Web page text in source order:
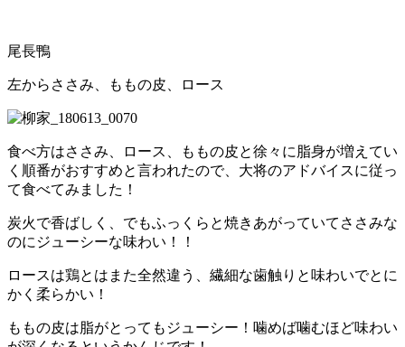
尾長鴨
左からささみ、ももの皮、ロース
食べ方はささみ、ロース、ももの皮と徐々に脂身が増えてい
く順番がおすすめと言われたので、大将のアドバイスに従っ
て食べてみました！
炭火で香ばしく、でもふっくらと焼きあがっていてささみな
のにジューシーな味わい！！
ロースは鶏とはまた全然違う、繊細な歯触りと味わいでとに
かく柔らかい！
ももの皮は脂がとってもジューシー！噛めば噛むほど味わい